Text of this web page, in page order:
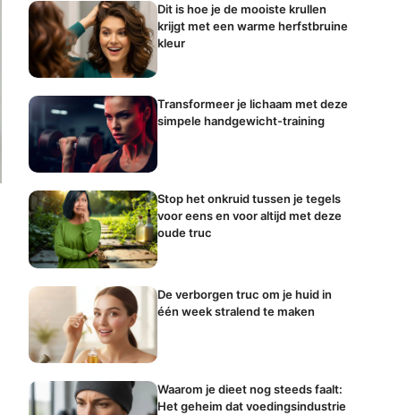
Dit is hoe je de mooiste krullen
krijgt met een warme herfstbruine
kleur
Transformeer je lichaam met deze
simpele handgewicht-training
Stop het onkruid tussen je tegels
voor eens en voor altijd met deze
oude truc
De verborgen truc om je huid in
één week stralend te maken
Waarom je dieet nog steeds faalt:
Het geheim dat voedingsindustrie